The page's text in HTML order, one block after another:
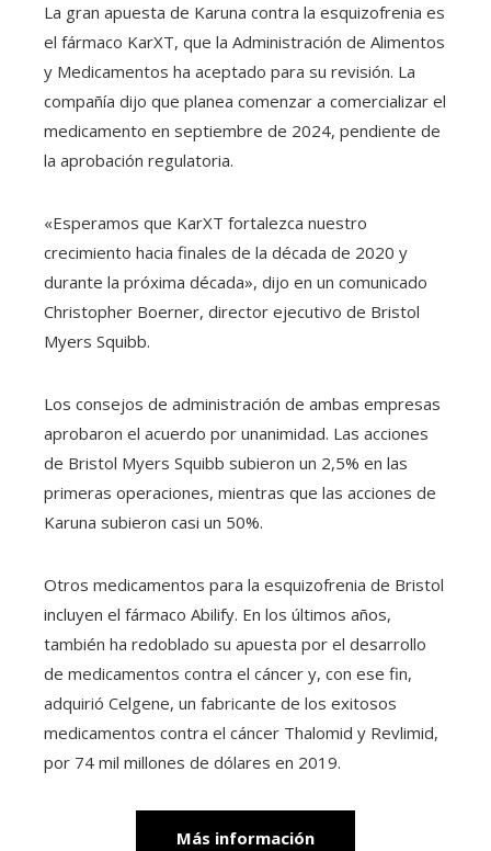
La gran apuesta de Karuna contra la esquizofrenia es
el fármaco KarXT, que la Administración de Alimentos
y Medicamentos ha aceptado para su revisión. La
compañía dijo que planea comenzar a comercializar el
medicamento en septiembre de 2024, pendiente de
la aprobación regulatoria.
«Esperamos que KarXT fortalezca nuestro
crecimiento hacia finales de la década de 2020 y
durante la próxima década», dijo en un comunicado
Christopher Boerner, director ejecutivo de Bristol
Myers Squibb.
Los consejos de administración de ambas empresas
aprobaron el acuerdo por unanimidad. Las acciones
de Bristol Myers Squibb subieron un 2,5% en las
primeras operaciones, mientras que las acciones de
Karuna subieron casi un 50%.
Otros medicamentos para la esquizofrenia de Bristol
incluyen el fármaco Abilify. En los últimos años,
también ha redoblado su apuesta por el desarrollo
de medicamentos contra el cáncer y, con ese fin,
adquirió Celgene, un fabricante de los exitosos
medicamentos contra el cáncer Thalomid y Revlimid,
por 74 mil millones de dólares en 2019.
Más información